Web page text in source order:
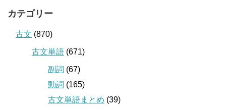
カテゴリー
古文 (870)
古文単語 (671)
副詞 (67)
動詞 (165)
古文単語まとめ (39)